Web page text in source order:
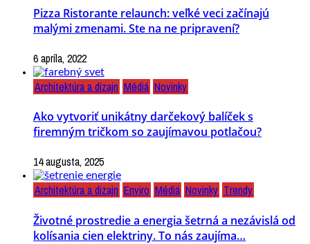
Pizza Ristorante relaunch: veľké veci začínajú
malými zmenami. Ste na ne pripravení?
6 apríla, 2022
Architektúra a dizajn Médiá Novinky
Ako vytvoriť unikátny darčekový balíček s
firemným tričkom so zaujímavou potlačou?
14 augusta, 2025
Architektúra a dizajn Enviro Médiá Novinky Trendy
Životné prostredie a energia šetrná a nezávislá od
kolísania cien elektriny. To nás zaujíma…